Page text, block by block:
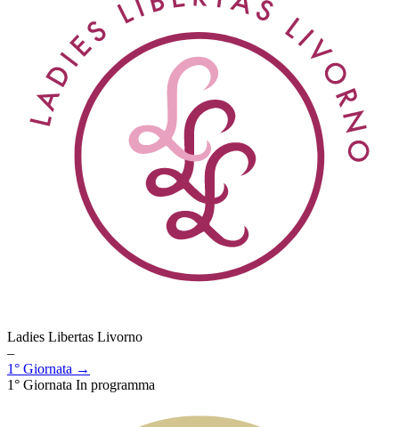
Ladies Libertas Livorno
–
1° Giornata →
1° Giornata In programma